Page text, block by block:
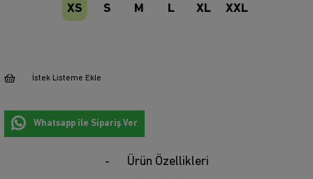
XS S M L XL XXL
İstek Listeme Ekle
Whatsapp ile Sipariş Ver
Ürün Özellikleri